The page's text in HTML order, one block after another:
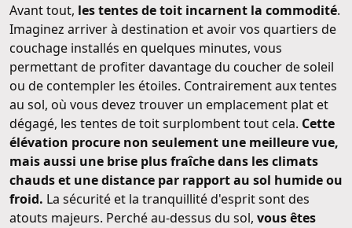
Avant tout, les tentes de toit incarnent la commodité.
Imaginez arriver à destination et avoir vos quartiers de
couchage installés en quelques minutes, vous
permettant de profiter davantage du coucher de soleil
ou de contempler les étoiles. Contrairement aux tentes
au sol, où vous devez trouver un emplacement plat et
dégagé, les tentes de toit surplombent tout cela. Cette
élévation procure non seulement une meilleure vue,
mais aussi une brise plus fraîche dans les climats
chauds et une distance par rapport au sol humide ou
froid. La sécurité et la tranquillité d'esprit sont des
atouts majeurs. Perché au-dessus du sol, vous êtes